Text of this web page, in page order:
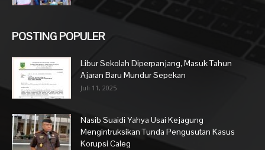
POSTING POPULER
Libur Sekolah Diperpanjang, Masuk Tahun
Ajaran Baru Mundur Sepekan
Juli 11, 2025
Nasib Suaidi Yahya Usai Kejagung
Mengintruksikan Tunda Pengusutan Kasus
Korupsi Caleg